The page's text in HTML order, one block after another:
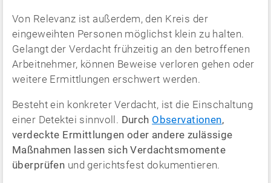
Von Relevanz ist außerdem, den Kreis der
eingeweihten Personen möglichst klein zu halten.
Gelangt der Verdacht frühzeitig an den betroffenen
Arbeitnehmer, können Beweise verloren gehen oder
weitere Ermittlungen erschwert werden.
Besteht ein konkreter Verdacht, ist die Einschaltung
einer Detektei sinnvoll. Durch Observationen,
verdeckte Ermittlungen oder andere zulässige
Maßnahmen lassen sich Verdachtsmomente
überprüfen und gerichtsfest dokumentieren.